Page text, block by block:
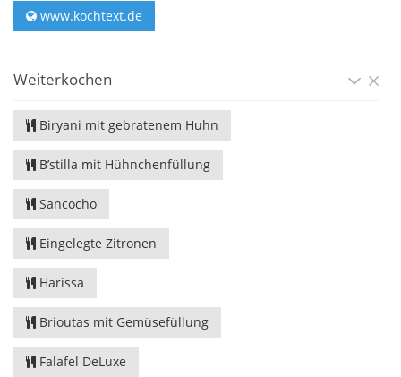
www.kochtext.de
Weiterkochen
Biryani mit gebratenem Huhn
B’stilla mit Hühnchenfüllung
Sancocho
Eingelegte Zitronen
Harissa
Brioutas mit Gemüsefüllung
Falafel DeLuxe